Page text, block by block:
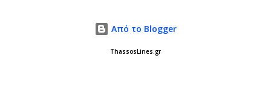
Από το Blogger
ThassosLines.gr